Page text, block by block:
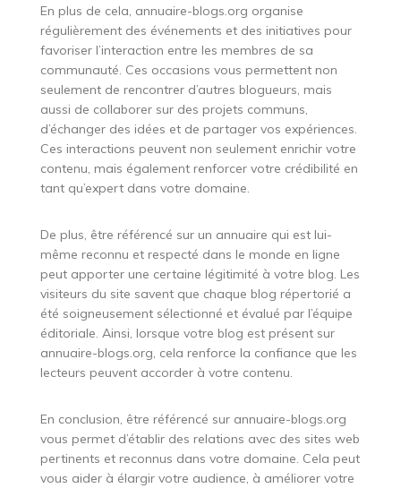
En plus de cela, annuaire-blogs.org organise
régulièrement des événements et des initiatives pour
favoriser l’interaction entre les membres de sa
communauté. Ces occasions vous permettent non
seulement de rencontrer d’autres blogueurs, mais
aussi de collaborer sur des projets communs,
d’échanger des idées et de partager vos expériences.
Ces interactions peuvent non seulement enrichir votre
contenu, mais également renforcer votre crédibilité en
tant qu’expert dans votre domaine.
De plus, être référencé sur un annuaire qui est lui-
même reconnu et respecté dans le monde en ligne
peut apporter une certaine légitimité à votre blog. Les
visiteurs du site savent que chaque blog répertorié a
été soigneusement sélectionné et évalué par l’équipe
éditoriale. Ainsi, lorsque votre blog est présent sur
annuaire-blogs.org, cela renforce la confiance que les
lecteurs peuvent accorder à votre contenu.
En conclusion, être référencé sur annuaire-blogs.org
vous permet d’établir des relations avec des sites web
pertinents et reconnus dans votre domaine. Cela peut
vous aider à élargir votre audience, à améliorer votre